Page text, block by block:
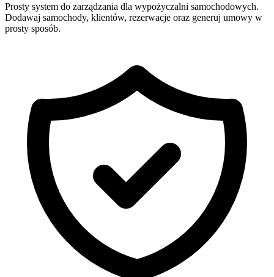
Prosty system do zarządzania dla wypożyczalni samochodowych.
Dodawaj samochody, klientów, rezerwacje oraz generuj umowy w
prosty sposób.